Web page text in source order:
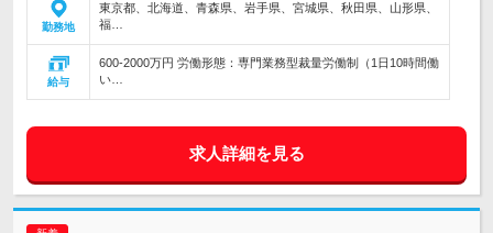
勤務地
東京都、北海道、青森県、岩手県、宮城県、秋田県、山形県、
福…
給与
600-2000万円 労働形態：専門業務型裁量労働制（1日10時間働
い…
求人詳細を見る